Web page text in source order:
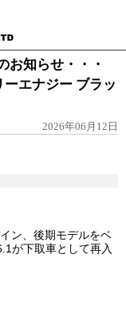
お知らせ・・・
エナジー ブラッ
2026年06月12日
ン、後期モデルをベ
が下取車として再入